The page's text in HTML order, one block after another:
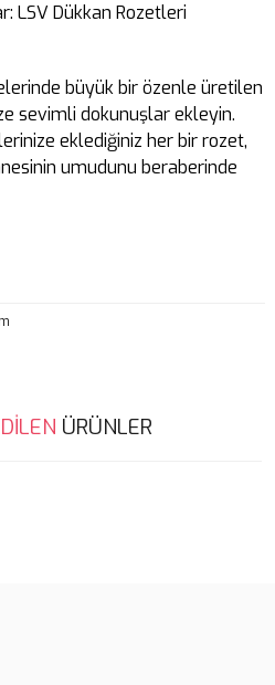
LSV Dükkan Rozetleri
büyük bir özenle üretilen
sevimli dokunuşlar ekleyin.
eklediğiniz her bir rozet,
umudunu beraberinde
açıklamalarında ve diğer
noktaları öneri formunu kullanarak
ÜRÜNLER